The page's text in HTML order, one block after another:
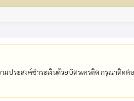
มประสงค์ชำระเงินด้วยบัตรเครดิต กรุณาติด